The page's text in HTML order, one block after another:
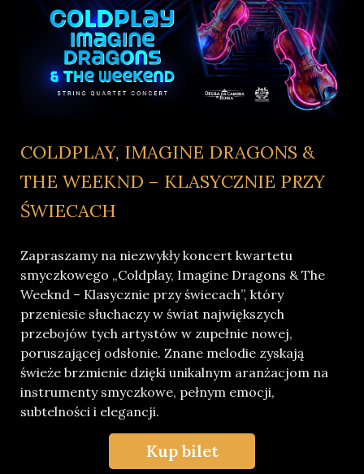
COLDPLAY, IMAGINE DRAGONS &
THE WEEKND – KLASYCZNIE PRZY
ŚWIECACH
Zapraszamy na niezwykły koncert kwartetu
smyczkowego „Coldplay, Imagine Dragons & The
Weeknd – Klasycznie przy świecach”, który
przeniesie słuchaczy w świat największych
przebojów tych artystów w zupełnie nowej,
poruszającej odsłonie. Znane melodie zyskają
świeże brzmienie dzięki unikalnym aranżacjom na
instrumenty smyczkowe, pełnym emocji,
subtelności i elegancji.
Kup bilet